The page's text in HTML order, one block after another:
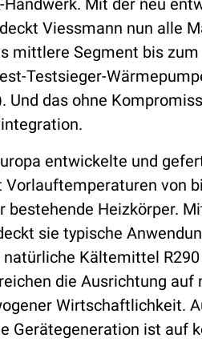
Viessmann nun alle
mittlere Segment bis
Testsieger-
Und das ohne
entwickelte und
Vorlauftemperaturen von
bestehende Heizkörper.
sie typische
natürliche Kältemittel
die Ausrichtung
Wirtschaftlichkeit.
Gerätegeneration ist auf